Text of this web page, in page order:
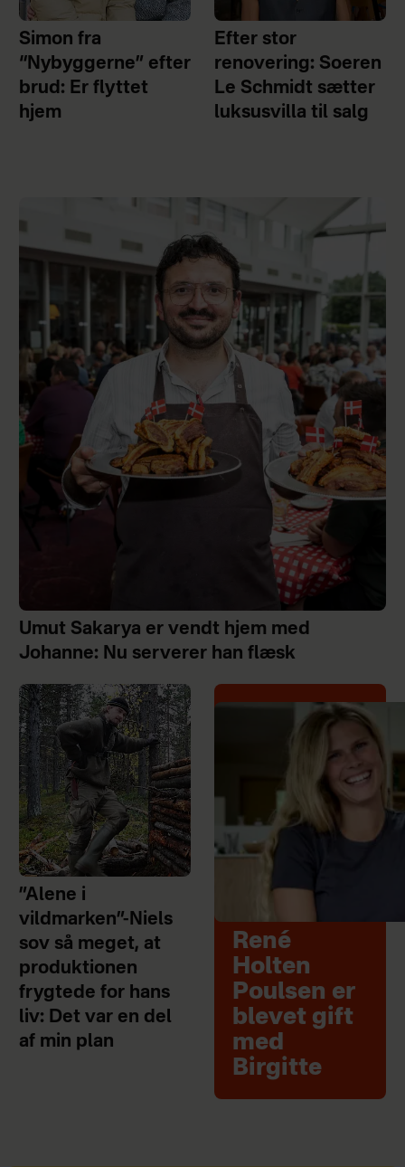
Simon fra
“Nybyggerne” efter
brud: Er flyttet
hjem
Efter stor
renovering: Soeren
Le Schmidt sætter
luksusvilla til salg
Umut Sakarya er vendt hjem med
Johanne: Nu serverer han flæsk
”Alene i
vildmarken”-Niels
sov så meget, at
produktionen
frygtede for hans
liv: Det var en del
af min plan
René
Holten
Poulsen er
blevet gift
med
Birgitte